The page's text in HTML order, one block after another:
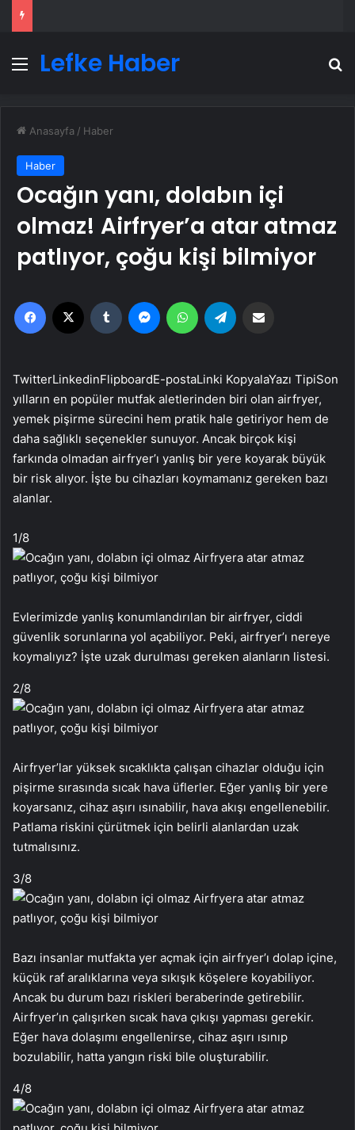
Menü
Lefke Haber
Anasayfa / Haber
Haber
Ocağın yanı, dolabın içi
olmaz! Airfryer’a atar atmaz
patlıyor, çoğu kişi bilmiyor
Facebook Tumblr MessengerWhatsApp
TwitterLinkedinFlipboardE-postaLinki KopyalaYazı TipiSon
yılların en popüler mutfak aletlerinden biri olan airfryer,
yemek pişirme sürecini hem pratik hale getiriyor hem de
daha sağlıklı seçenekler sunuyor. Ancak birçok kişi
farkında olmadan airfryer’ı yanlış bir yere koyarak büyük
bir risk alıyor. İşte bu cihazları koymamanız gereken bazı
alanlar.
1/8
Evlerimizde yanlış konumlandırılan bir airfryer, ciddi
güvenlik sorunlarına yol açabiliyor. Peki, airfryer’ı nereye
koymalıyız? İşte uzak durulması gereken alanların listesi.
2/8
Airfryer’lar yüksek sıcaklıkta çalışan cihazlar olduğu için
pişirme sırasında sıcak hava üflerler. Eğer yanlış bir yere
koyarsanız, cihaz aşırı ısınabilir, hava akışı engellenebilir.
Patlama riskini çürütmek için belirli alanlardan uzak
tutmalısınız.
3/8
Bazı insanlar mutfakta yer açmak için airfryer’ı dolap içine,
küçük raf aralıklarına veya sıkışık köşelere koyabiliyor.
Ancak bu durum bazı riskleri beraberinde getirebilir.
Airfryer’ın çalışırken sıcak hava çıkışı yapması gerekir.
Eğer hava dolaşımı engellenirse, cihaz aşırı ısınıp
bozulabilir, hatta yangın riski bile oluşturabilir.
4/8